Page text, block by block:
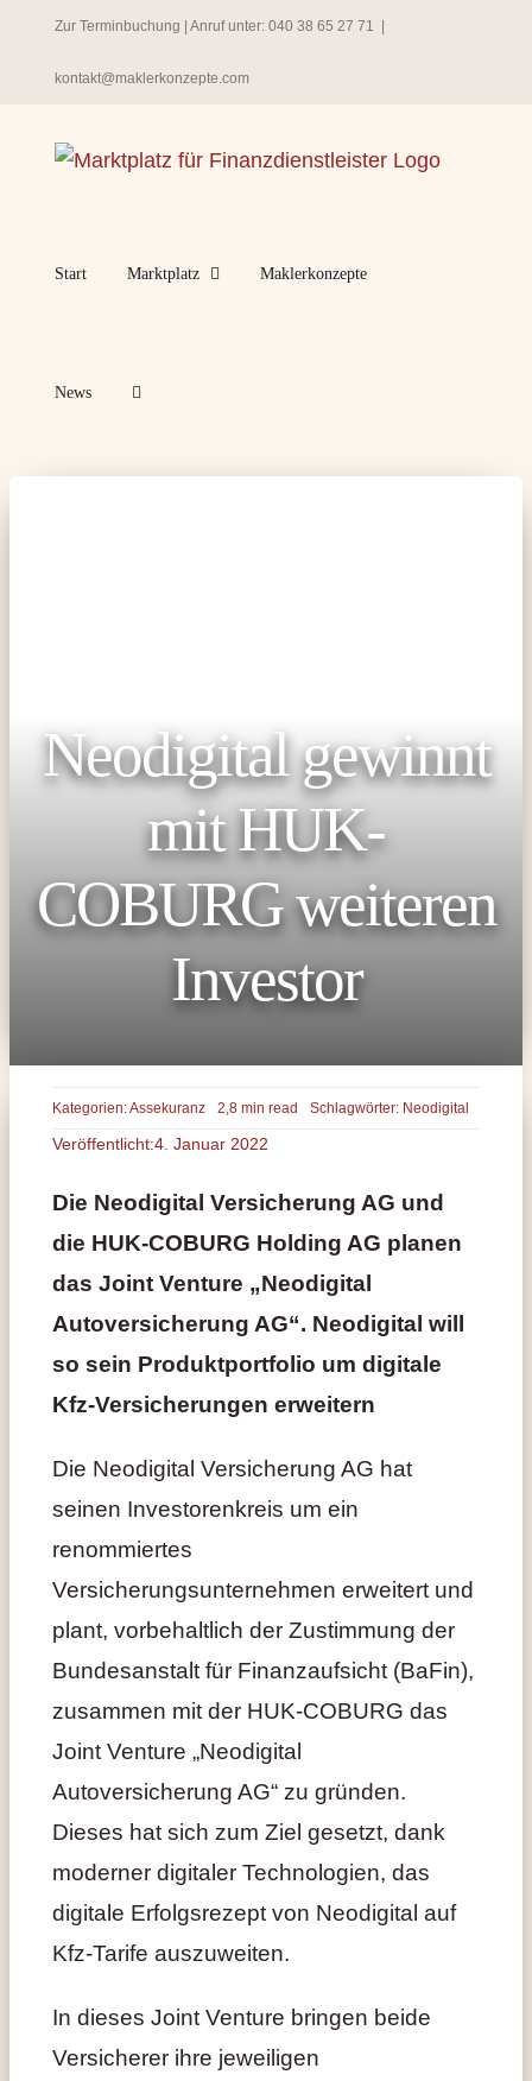
springen
Zur Terminbuchung | Anruf unter: 040 38 65 27 71
kontakt@maklerkonzepte.com
Start Marktplatz Maklerkonzepte
News
Neodigital gewinnt
mit HUK-
COBURG weiteren
Investor
Kategorien:Assekuranz 2,8 min read Schlagwörter: Neodigital
Veröffentlicht:4. Januar 2022
Die Neodigital Versicherung AG und
die HUK-COBURG Holding AG planen
das Joint Venture „Neodigital
Autoversicherung AG“. Neodigital will
so sein Produktportfolio um digitale
Kfz-Versicherungen erweitern
Die Neodigital Versicherung AG hat
seinen Investorenkreis um ein
renommiertes
Versicherungsunternehmen erweitert und
plant, vorbehaltlich der Zustimmung der
Bundesanstalt für Finanzaufsicht (BaFin),
zusammen mit der HUK-COBURG das
Joint Venture „Neodigital
Autoversicherung AG“ zu gründen.
Dieses hat sich zum Ziel gesetzt, dank
moderner digitaler Technologien, das
digitale Erfolgsrezept von Neodigital auf
Kfz-Tarife auszuweiten.
In dieses Joint Venture bringen beide
Versicherer ihre jeweiligen